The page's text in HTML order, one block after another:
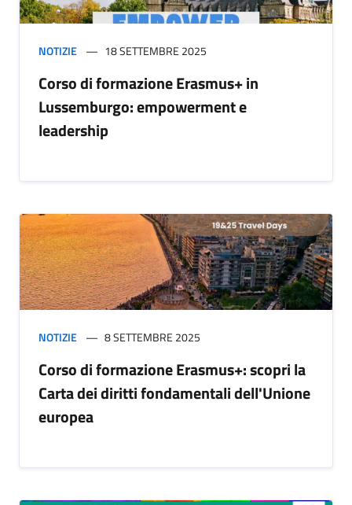
NOTIZIE 18 SETTEMBRE 2025
Corso di formazione Erasmus+ in
Lussemburgo: empowerment e
leadership
NOTIZIE 8 SETTEMBRE 2025
Corso di formazione Erasmus+: scopri la
Carta dei diritti fondamentali dell'Unione
europea